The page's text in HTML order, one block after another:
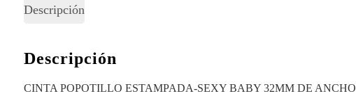
Descripción
Descripción
CINTA POPOTILLO ESTAMPADA-SEXY BABY 32MM DE ANCHO